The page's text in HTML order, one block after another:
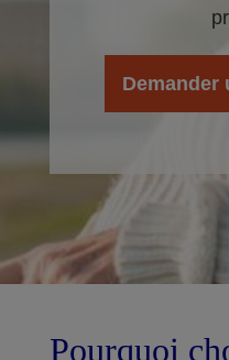
Demander
Pourquoi